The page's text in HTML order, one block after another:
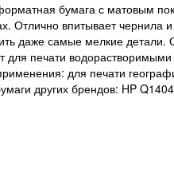
бумага с матовым
Отлично впитывает чернила
даже самые мелкие детали.
для печати
для печати
других брендов: HP